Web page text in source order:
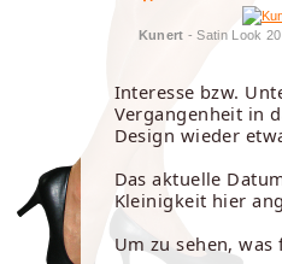
Kunert - Satin Look
Interesse bzw.
Vergangenheit in
Design wieder
Das aktuelle
Kleinigkeit hier
Um zu sehen,